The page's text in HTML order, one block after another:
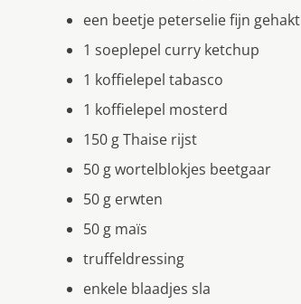
een beetje peterselie fijn gehakt
1 soeplepel curry ketchup
1 koffielepel tabasco
1 koffielepel mosterd
150 g Thaise rijst
50 g wortelblokjes beetgaar
50 g erwten
50 g maïs
truffeldressing
enkele blaadjes sla